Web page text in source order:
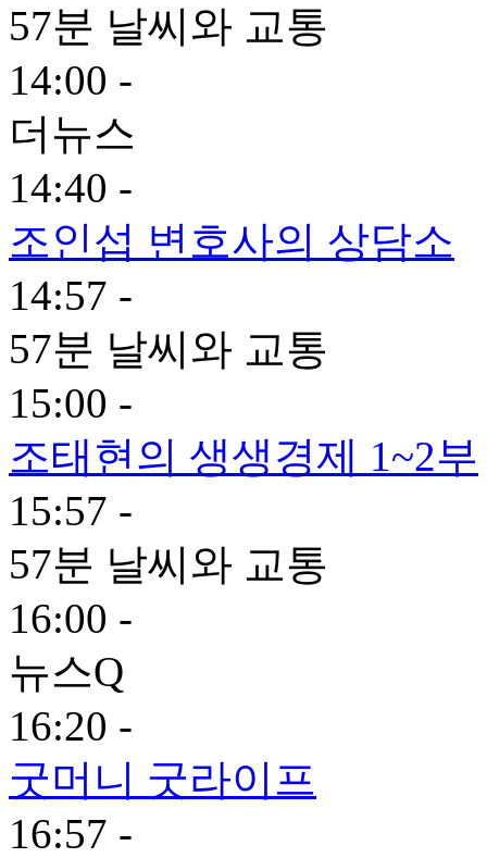
57분 날씨와 교통
14:00 -
더뉴스
14:40 -
조인섭 변호사의 상담소
14:57 -
57분 날씨와 교통
15:00 -
조태현의 생생경제 1~2부
15:57 -
57분 날씨와 교통
16:00 -
뉴스Q
16:20 -
굿머니 굿라이프
16:57 -